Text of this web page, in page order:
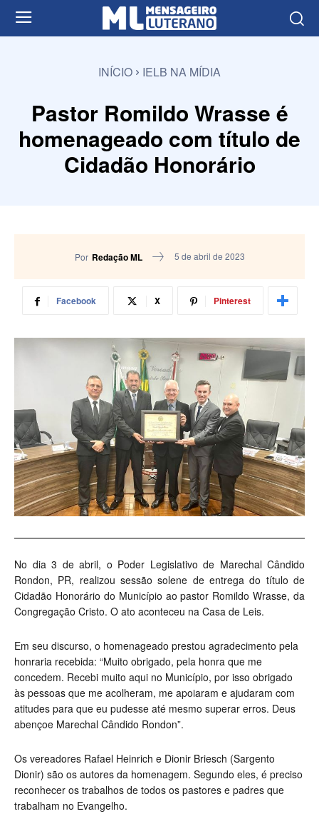
INÍCIO IELB NA MÍDIA
Pastor Romildo Wrasse é
homenageado com título de
Cidadão Honorário
Por Redação ML 5 de abril de 2023
Facebook X Pinterest
No dia 3 de abril, o Poder Legislativo de Marechal Cândido
Rondon, PR, realizou sessão solene de entrega do título de
Cidadão Honorário do Município ao pastor Romildo Wrasse, da
Congregação Cristo. O ato aconteceu na Casa de Leis.
Em seu discurso, o homenageado prestou agradecimento pela
honraria recebida: “Muito obrigado, pela honra que me
concedem. Recebi muito aqui no Município, por isso obrigado
às pessoas que me acolheram, me apoiaram e ajudaram com
atitudes para que eu pudesse até mesmo superar erros. Deus
abençoe Marechal Cândido Rondon”.
Os vereadores Rafael Heinrich e Dionir Briesch (Sargento
Dionir) são os autores da homenagem. Segundo eles, é preciso
reconhecer os trabalhos de todos os pastores e padres que
trabalham no Evangelho.